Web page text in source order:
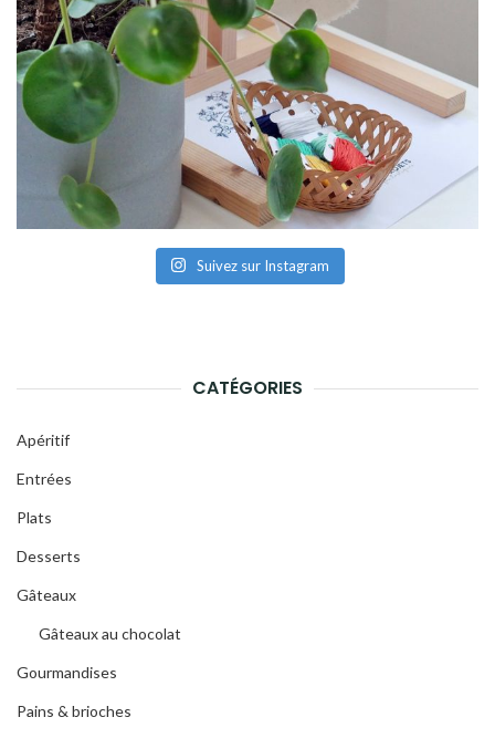
Suivez sur Instagram
CATÉGORIES
Apéritif
Entrées
Plats
Desserts
Gâteaux
Gâteaux au chocolat
Gourmandises
Pains & brioches